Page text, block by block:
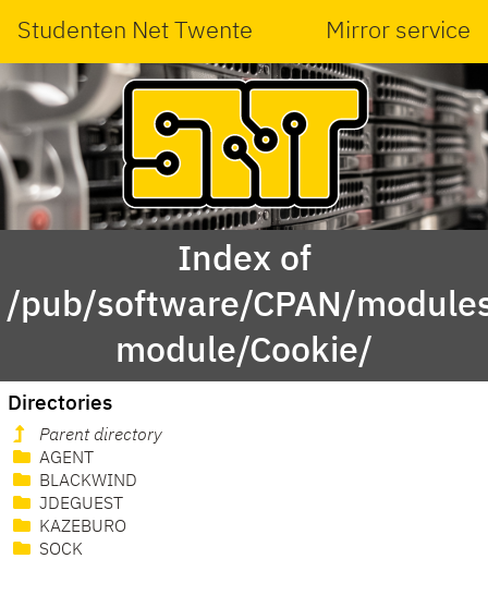
Studenten Net Twente Mirror service
Index of
/pub/software/CPAN/
module/Cookie/
Directories
Parent directory
AGENT
BLACKWIND
JDEGUEST
KAZEBURO
SOCK